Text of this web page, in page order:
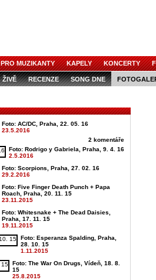
PRO MUZIKANTY KAPELY KONCERTY
ŽIVĚ RECENZE SONG DNE
Foto: AC/DC, Praha, 22. 05. 16
23.5.2016
2 komentáře
Foto: Rodrigo y Gabriela, Praha, 9. 4. 16
2.5.2016
Foto: Scorpions, Praha, 27. 02. 16
29.2.2016
Foto: Five Finger Death Punch + Papa
Roach, Praha, 20. 11. 15
23.11.2015
Foto: Whitesnake + The Dead Daisies,
Praha, 17. 11. 15
19.11.2015
Foto: Esperanza Spalding, Praha,
28. 10. 15
1.11.2015
Foto: The War On Drugs, Vídeň, 18. 8.
15
25.8.2015